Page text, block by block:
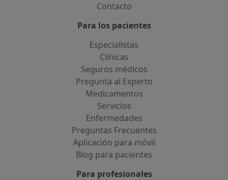
Contacto
Para los pacientes
Especialistas
Clínicas
Seguros médicos
Pregunta al Experto
Medicamentos
Servicios
Enfermedades
Preguntas Frecuentes
Aplicación para móvil
Blog para pacientes
Para profesionales